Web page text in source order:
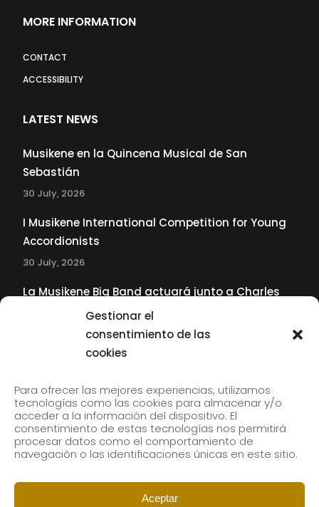
Gestionar el
consentimiento de las
cookies
Para ofrecer las mejores experiencias, utilizamos
tecnologías como las cookies para almacenar y/o
acceder a la información del dispositivo. El
consentimiento de estas tecnologías nos permitirá
procesar datos como el comportamiento de
navegación o las identificaciones únicas en este sitio.
Aceptar
MORE INFORMATION
CONTACT
ACCESSIBILITY
LATEST NEWS
Musikene en la Quincena Musical de San
Sebastián
30 July, 2026
I Musikene International Competition for Young
Accordionists
30 July, 2026
La Musikene Big Band actuará junto a Charles
Tolliver en el 61 Jazzaldia
Subscribe to our newsletter to receive our news by
email.